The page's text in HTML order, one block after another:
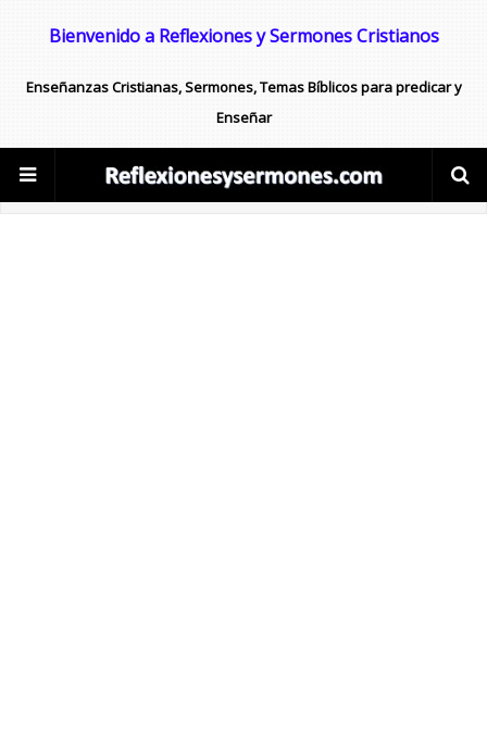
Bienvenido a Reflexiones y Sermones Cristianos
Enseñanzas Cristianas, Sermones, Temas Bíblicos para predicar y
Enseñar